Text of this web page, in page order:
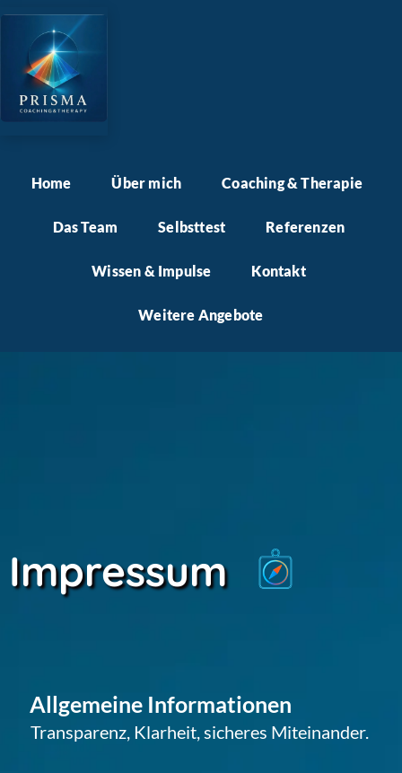
Home Über mich Coaching & Therapie
Das Team Selbsttest Referenzen
Wissen & Impulse Kontakt
Weitere Angebote
Impressum
Allgemeine Informationen
Transparenz, Klarheit, sicheres Miteinander.